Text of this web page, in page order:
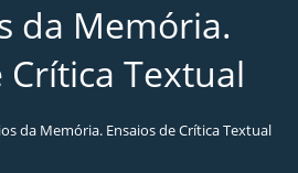
da Memória.
Crítica Textual
da Memória. Ensaios de Crítica Textual